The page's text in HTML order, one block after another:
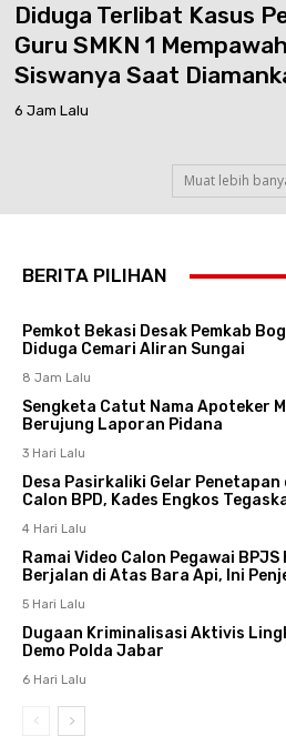
Diduga Terlibat Kasus
Guru SMKN 1
Siswanya Saat
6 Jam Lalu
Muat lebih
BERITA PILIHAN
Pemkot Bekasi Desak Pemkab
Diduga Cemari Aliran Sungai
8 Jam Lalu
Sengketa Catut Nama Apoteker
Berujung Laporan Pidana
3 Hari Lalu
Desa Pasirkaliki Gelar
Calon BPD, Kades Engkos
4 Hari Lalu
Ramai Video Calon Pegawai
Berjalan di Atas Bara Api, Ini
5 Hari Lalu
Dugaan Kriminalisasi Aktivis
Demo Polda Jabar
6 Hari Lalu